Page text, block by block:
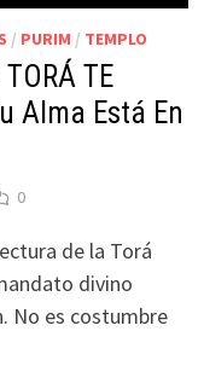
/ PURIM / TEMPLO
TE
Alma Está En
0
de la Torá
divino
No es costumbre